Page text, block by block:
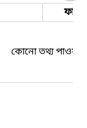
ফাইল
কোনো তথ্য পাওয়া